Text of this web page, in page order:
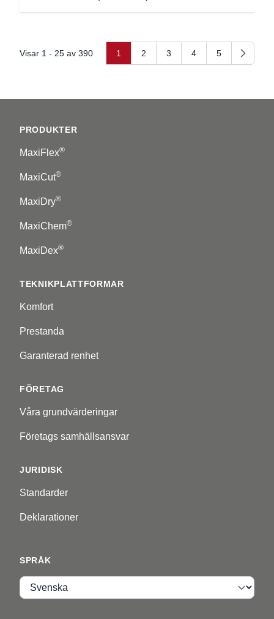
Visar 1 - 25 av 390 1 2 3 4 5
Nästa
PRODUKTER
MaxiFlex®
MaxiCut®
MaxiDry®
MaxiChem®
MaxiDex®
TEKNIKPLATTFORMAR
Komfort
Prestanda
Garanterad renhet
FÖRETAG
Våra grundvärderingar
Företags samhällsansvar
JURIDISK
Standarder
Deklarationer
SPRÅK
Språk